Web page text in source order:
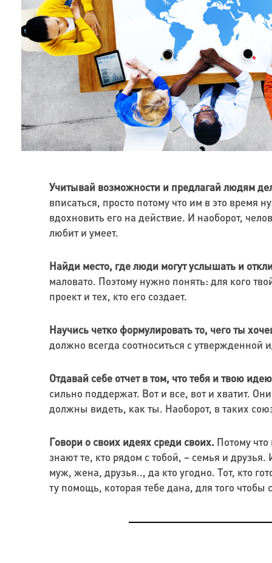
Учитывай возможности и предлагай людям
вписаться, просто потому что им в это
вдохновить его на действие. И наоборот,
любит и умеет.
Найди место, где люди могут услышать и
маловато. Поэтому нужно понять: для кого
проект и тех, кто его создает.
Научись четко формулировать то, чего ты
должно всегда соотноситься с утвержденной
Отдавай себе отчет в том, что тебя и твою
сильно поддержат. Вот и все, вот и хватит.
должны видеть, как ты. Наоборот, в таких
Говори о своих идеях среди своих. Потому
знают те, кто рядом с тобой, – семья и
муж, жена, друзья.., да кто угодно. Тот, кто
ту помощь, которая тебе дана, для того чтобы